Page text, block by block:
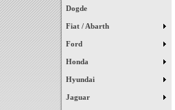
Dogde
Fiat / Abarth
Ford
Honda
Hyundai
Jaguar